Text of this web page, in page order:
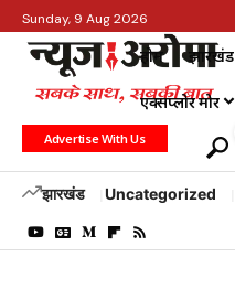
Sunday, 9 Aug 2026
होम झारखंड
एक्सप्लोर मोर
Advertise With Us
झारखंड Uncategorized